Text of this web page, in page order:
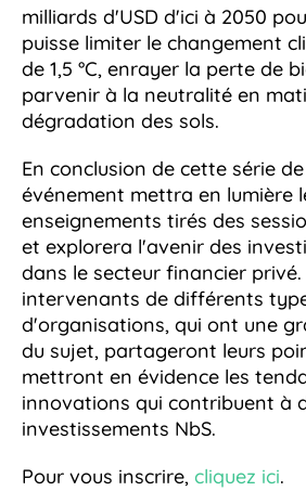
milliards d'USD d'ici à 2050
puisse limiter le changement
de 1,5 °C, enrayer la perte de
parvenir à la neutralité en
dégradation des sols.
En conclusion de cette série
événement mettra en lumière
enseignements tirés des
et explorera l'avenir des
dans le secteur financier privé.
intervenants de différents
d'organisations, qui ont une
du sujet, partageront leurs
mettront en évidence les
innovations qui contribuent à
investissements NbS.
Pour vous inscrire, cliquez ici.